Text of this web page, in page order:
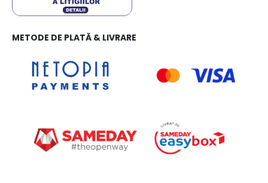
METODE DE PLATĂ & LIVRARE